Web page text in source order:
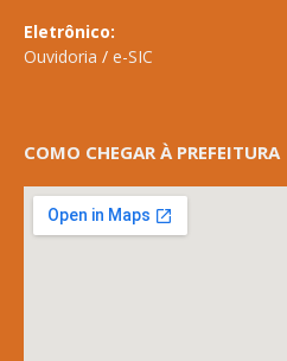
Eletrônico:
Ouvidoria / e-SIC
COMO CHEGAR À PREFEITURA